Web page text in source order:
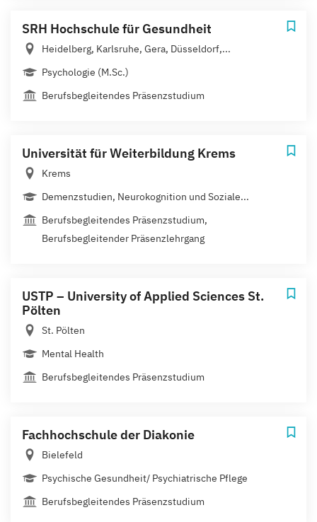
SRH Hochschule für Gesundheit
Heidelberg, Karlsruhe, Gera, Düsseldorf,...
Psychologie (M.Sc.)
Berufsbegleitendes Präsenzstudium
Universität für Weiterbildung Krems
Krems
Demenzstudien, Neurokognition und Soziale...
Berufsbegleitendes Präsenzstudium,
Berufsbegleitender Präsenzlehrgang
USTP – University of Applied Sciences St.
Pölten
St. Pölten
Mental Health
Berufsbegleitendes Präsenzstudium
Fachhochschule der Diakonie
Bielefeld
Psychische Gesundheit/ Psychiatrische Pflege
Berufsbegleitendes Präsenzstudium